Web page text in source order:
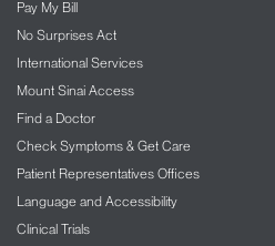
Pay My Bill
No Surprises Act
International Services
Mount Sinai Access
Find a Doctor
Check Symptoms & Get Care
Patient Representatives Offices
Language and Accessibility
Clinical Trials